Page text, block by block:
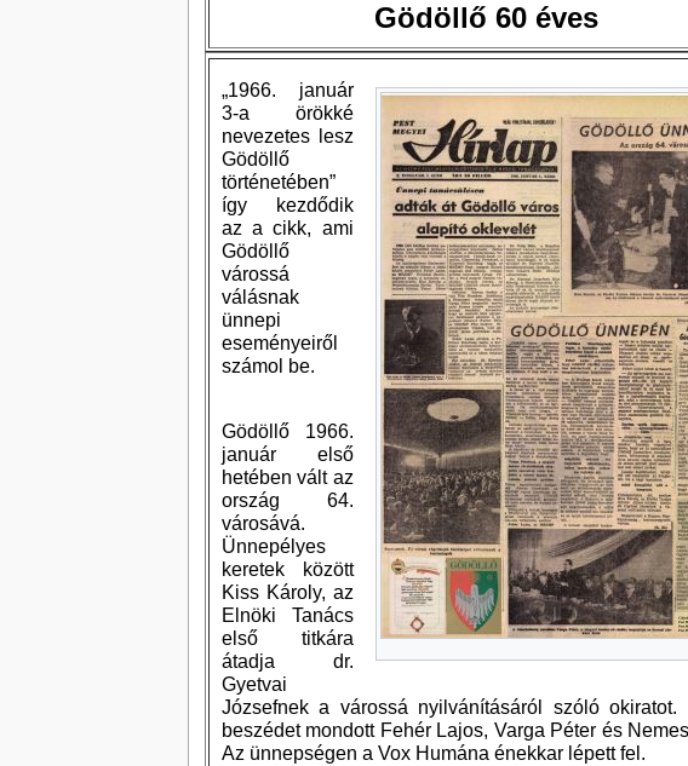
Gödöllő 60 éves
„1966. január
3-a örökké
nevezetes lesz
Gödöllő
történetében”
így kezdődik
az a cikk, ami
Gödöllő
várossá
válásnak
ünnepi
eseményeiről
számol be.
Gödöllő 1966.
január első
hetében vált az
ország 64.
városává.
Ünnepélyes
keretek között
Kiss Károly, az
Elnöki Tanács
első titkára
átadja dr.
Gyetvai
Józsefnek a várossá nyilvánításáról szóló okiratot.
beszédet mondott Fehér Lajos, Varga Péter és
Az ünnepségen a Vox Humána énekkar lépett fel.